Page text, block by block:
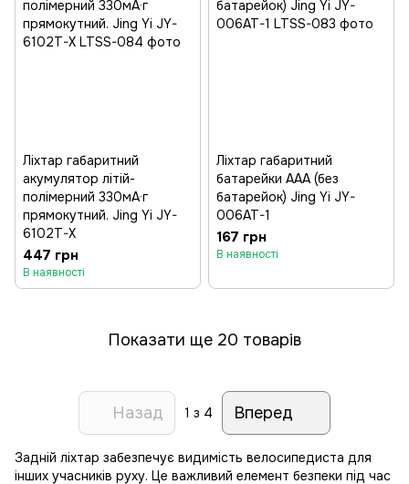
Ліхтар габаритний
акумулятор літій-
полімерний 330мА·г
прямокутний. Jing Yi JY-
6102T-X
447 грн
В наявності
Ліхтар габаритний
батарейки ААА (без
батарейок) Jing Yi JY-
006AT-1
167 грн
В наявності
Показати ще 20 товарів
Назад 1 з 4 Вперед
Задній ліхтар забезпечує видимість велосипедиста для
інших учасників руху. Це важливий елемент безпеки під час